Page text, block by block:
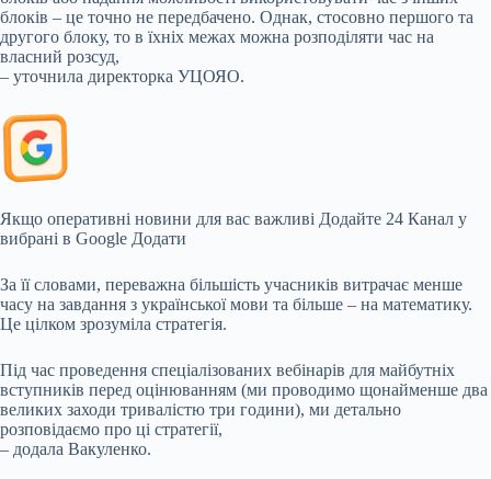
блоків – це точно не передбачено. Однак, стосовно першого та
другого блоку, то в їхніх межах можна розподіляти час на
власний розсуд,
– уточнила директорка УЦОЯО.
Якщо оперативні новини для вас важливі Додайте 24 Канал у
вибрані в Google Додати
За її словами, переважна більшість учасників витрачає менше
часу на завдання з української мови та більше – на математику.
Це цілком зрозуміла стратегія.
Під час проведення спеціалізованих вебінарів для майбутніх
вступників перед оцінюванням (ми проводимо щонайменше два
великих заходи тривалістю три години), ми детально
розповідаємо про ці стратегії,
– додала Вакуленко.